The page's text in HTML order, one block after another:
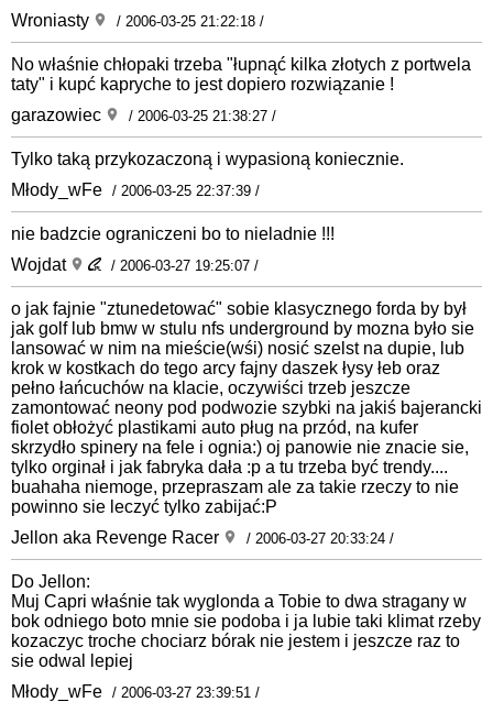
Wroniasty
/ 2006-03-25 21:22:18 /
No właśnie chłopaki trzeba "łupnąć kilka złotych z portwela
taty" i kupć kapryche to jest dopiero rozwiązanie !
garazowiec
/ 2006-03-25 21:38:27 /
Tylko taką przykozaczoną i wypasioną koniecznie.
Młody_wFe / 2006-03-25 22:37:39 /
nie badzcie ograniczeni bo to nieladnie !!!
Wojdat
/ 2006-03-27 19:25:07 /
o jak fajnie "ztunedetować" sobie klasycznego forda by był
jak golf lub bmw w stulu nfs underground by mozna było sie
lansować w nim na mieście(wśi) nosić szelst na dupie, lub
krok w kostkach do tego arcy fajny daszek łysy łeb oraz
pełno łańcuchów na klacie, oczywiści trzeb jeszcze
zamontować neony pod podwozie szybki na jakiś bajerancki
fiolet obłożyć plastikami auto pług na przód, na kufer
skrzydło spinery na fele i ognia:) oj panowie nie znacie sie,
tylko orginał i jak fabryka dała :p a tu trzeba być trendy....
buahaha niemoge, przepraszam ale za takie rzeczy to nie
powinno sie leczyć tylko zabijać:P
Jellon aka Revenge Racer
/ 2006-03-27 20:33:24 /
Do Jellon:
Muj Capri właśnie tak wyglonda a Tobie to dwa stragany w
bok odniego boto mnie sie podoba i ja lubie taki klimat rzeby
kozaczyc troche chociarz bórak nie jestem i jeszcze raz to
sie odwal lepiej
Młody_wFe / 2006-03-27 23:39:51 /